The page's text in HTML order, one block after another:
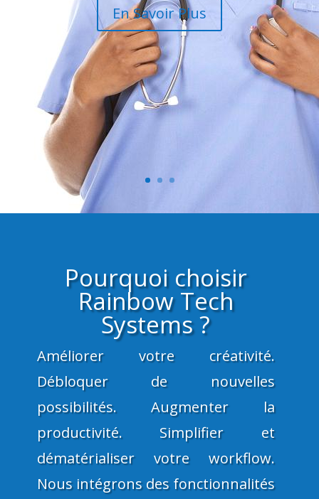
En Savoir Plus
Pourquoi choisir
Rainbow Tech
Systems ?
Améliorer votre créativité.
Débloquer de nouvelles
possibilités. Augmenter la
productivité. Simplifier et
dématérialiser votre workflow.
Nous intégrons des fonctionnalités